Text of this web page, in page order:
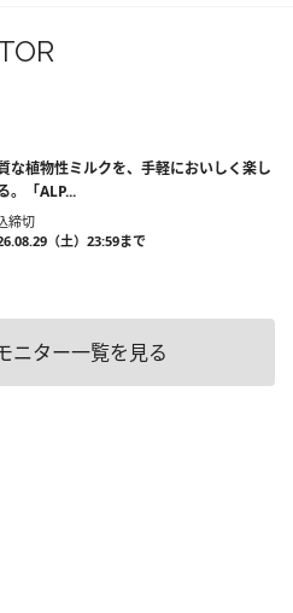
な植物性ミルクを、手軽においしく楽し
。「ALP...
締切
（土）23:59まで
ニター一覧を見る